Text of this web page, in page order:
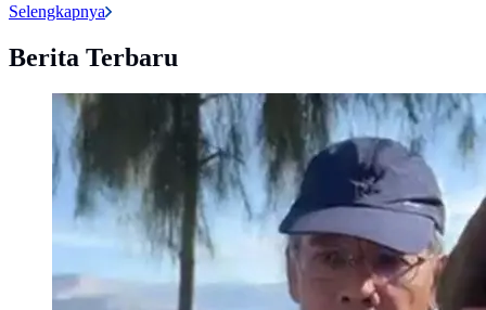
Selengkapnya
Berita Terbaru